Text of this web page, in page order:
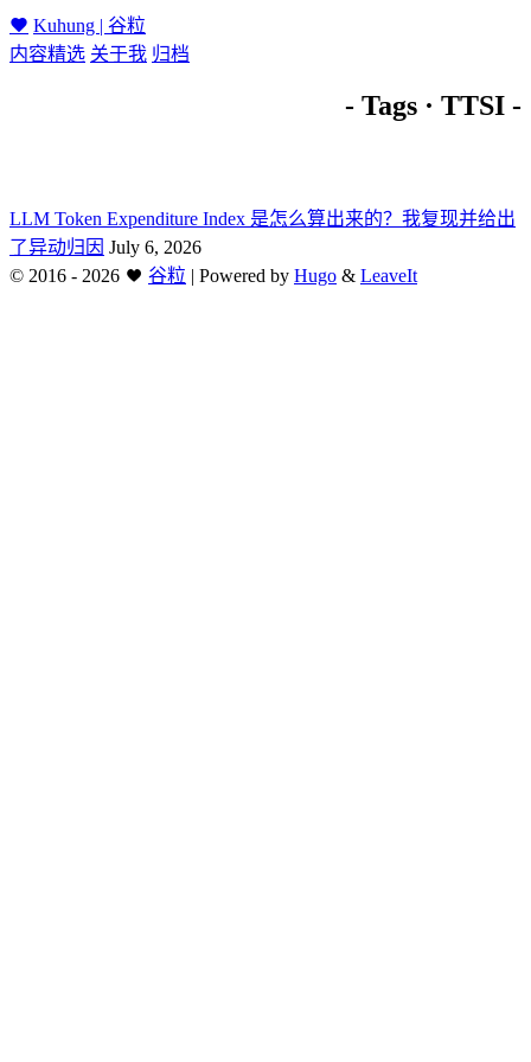
Kuhung | 谷粒
内容精选 关于我 归档
- Tags · TTSI -
LLM Token Expenditure Index 是怎么算出来的？我复现并给出
了异动归因 July 6, 2026
© 2016 - 2026 谷粒 | Powered by Hugo & LeaveIt